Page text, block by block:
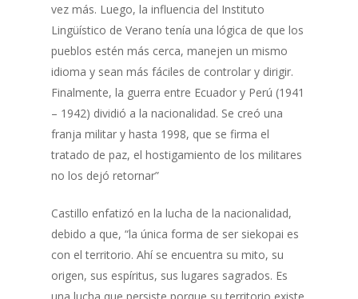
vez más. Luego, la influencia del Instituto
Lingüístico de Verano tenía una lógica de que los
pueblos estén más cerca, manejen un mismo
idioma y sean más fáciles de controlar y dirigir.
Finalmente, la guerra entre Ecuador y Perú (1941
– 1942) dividió a la nacionalidad. Se creó una
franja militar y hasta 1998, que se firma el
tratado de paz, el hostigamiento de los militares
no los dejó retornar”
Castillo enfatizó en la lucha de la nacionalidad,
debido a que, “la única forma de ser siekopai es
con el territorio. Ahí se encuentra su mito, su
origen, sus espíritus, sus lugares sagrados. Es
una lucha que persiste porque su territorio existe